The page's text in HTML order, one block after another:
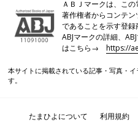
ＡＢＪマークは、この
著作権者からコンテ
であることを示す登録
ABJマークの詳細、
はこちら→https://
本サイトに掲載されている記事・写真・
す。
たまひよについて 利用規約